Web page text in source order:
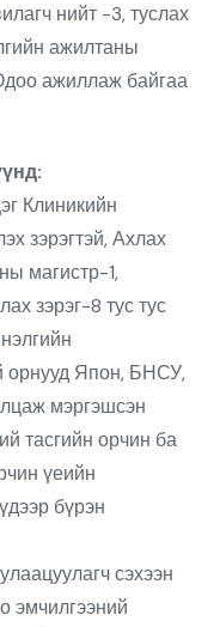
нийт -3, туслах
ажилтаны
ажиллаж байгаа
Клиникийн
зэрэгтэй, Ахлах
магистр-1,
зэрэг-8 тус тус
орнууд Япон, БНСУ,
мэргэшсэн
тасгийн орчин ба
үеийн
бүрэн
сэхээн
эмчилгээний